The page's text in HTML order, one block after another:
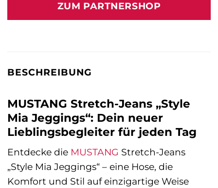
ZUM PARTNERSHOP
BESCHREIBUNG
MUSTANG Stretch-Jeans „Style
Mia Jeggings“: Dein neuer
Lieblingsbegleiter für jeden Tag
Entdecke die MUSTANG Stretch-Jeans
„Style Mia Jeggings“ – eine Hose, die
Komfort und Stil auf einzigartige Weise